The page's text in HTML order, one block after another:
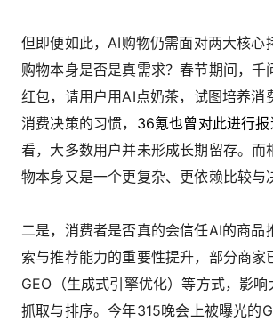
但即便如此，AI购物仍需面对两大核心
购物本身是否是真需求？春节期间，
红包，请用户用AI点奶茶，试图培养消
消费决策的习惯， 36氪也曾对此进行报
看，大多数用户并未形成长期留存。而
物本身又是一个更复杂、更依赖比较与
二是，消费者是否真的会信任AI的商品
索与推荐能力的重要性提升，部分商家
GEO（生成式引擎优化）等方式，影
抓取与排序。今年315晚会上被曝光的